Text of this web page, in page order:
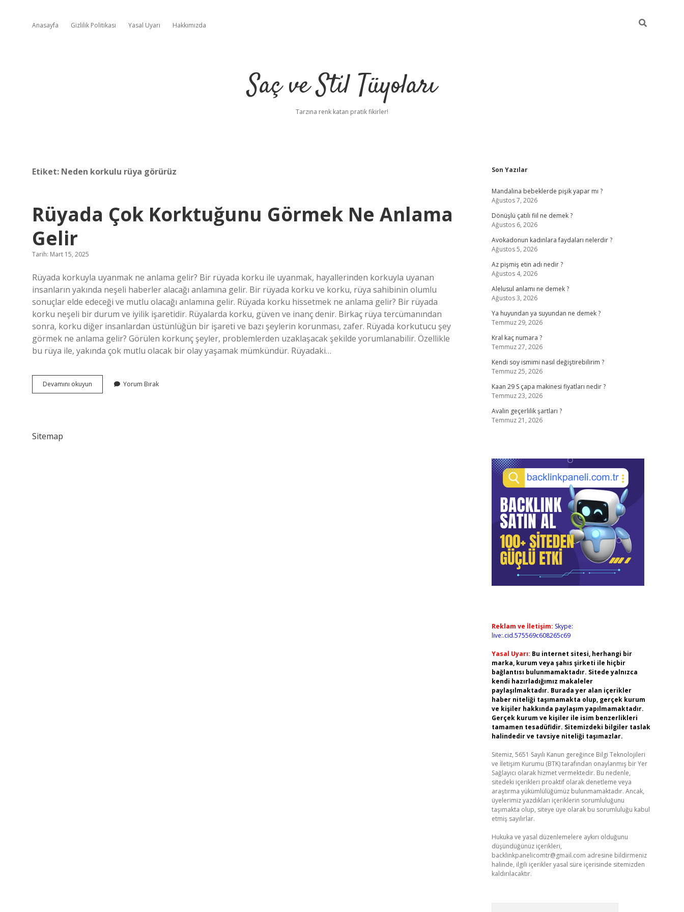
Anasayfa Gizlilik Politikası Yasal Uyarı Hakkımızda
Saç ve Stil Tüyoları
Tarzına renk katan pratik fikirler!
Etiket: Neden korkulu rüya görürüz
Rüyada Çok Korktuğunu Görmek Ne Anlama
Gelir
Tarih: Mart 15, 2025
Rüyada korkuyla uyanmak ne anlama gelir? Bir rüyada korku ile uyanmak, hayallerinden korkuyla uyanan
insanların yakında neşeli haberler alacağı anlamına gelir. Bir rüyada korku ve korku, rüya sahibinin olumlu
sonuçlar elde edeceği ve mutlu olacağı anlamına gelir. Rüyada korku hissetmek ne anlama gelir? Bir rüyada
korku neşeli bir durum ve iyilik işaretidir. Rüyalarda korku, güven ve inanç denir. Birkaç rüya tercümanından
sonra, korku diğer insanlardan üstünlüğün bir işareti ve bazı şeylerin korunması, zafer. Rüyada korkutucu şey
görmek ne anlama gelir? Görülen korkunç şeyler, problemlerden uzaklaşacak şekilde yorumlanabilir. Özellikle
bu rüya ile, yakında çok mutlu olacak bir olay yaşamak mümkündür. Rüyadaki…
Devamını okuyun
Çok
Yorum Bırak
Sitemap
Sidebar
Son Yazılar
Mandalina bebeklerde pişik yapar mı ?
Ağustos 7, 2026
Dönüşlü çatılı fiil ne demek ?
Ağustos 6, 2026
Avokadonun kadınlara faydaları nelerdir ?
Ağustos 5, 2026
Az pişmiş etin adı nedir ?
Ağustos 4, 2026
Alelusul anlamı ne demek ?
Ağustos 3, 2026
Ya huyundan ya suyundan ne demek ?
Temmuz 29, 2026
Kral kaç numara ?
Temmuz 27, 2026
Kendi soy ismimi nasıl değiştirebilirim ?
Temmuz 25, 2026
Kaan 29 S çapa makinesi fiyatları nedir ?
Temmuz 23, 2026
Avalin geçerlilik şartları ?
Temmuz 21, 2026
Reklam ve İletişim: Skype:
live:.cid.575569c608265c69
Yasal Uyarı: Bu internet sitesi, herhangi bir
marka, kurum veya şahıs şirketi ile hiçbir
bağlantısı bulunmamaktadır. Sitede yalnızca
kendi hazırladığımız makaleler
paylaşılmaktadır. Burada yer alan içerikler
haber niteliği taşımamakta olup, gerçek kurum
ve kişiler hakkında paylaşım yapılmamaktadır.
Gerçek kurum ve kişiler ile isim benzerlikleri
tamamen tesadüfidir. Sitemizdeki bilgiler taslak
halindedir ve tavsiye niteliği taşımazlar.
Sitemiz, 5651 Sayılı Kanun gereğince Bilgi Teknolojileri
ve İletişim Kurumu (BTK) tarafından onaylanmış bir Yer
Sağlayıcı olarak hizmet vermektedir. Bu nedenle,
sitedeki içerikleri proaktif olarak denetleme veya
araştırma yükümlülüğümüz bulunmamaktadır. Ancak,
üyelerimiz yazdıkları içeriklerin sorumluluğunu
taşımakta olup, siteye üye olarak bu sorumluluğu kabul
etmiş sayılırlar.
Hukuka ve yasal düzenlemelere aykırı olduğunu
düşündüğünüz içerikleri,
backlinkpanelicomtr@gmail.com adresine bildirmeniz
halinde, ilgili içerikler yasal süre içerisinde sitemizden
kaldırılacaktır.